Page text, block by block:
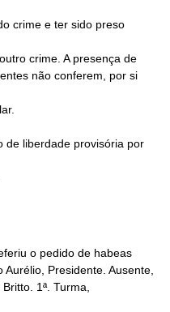
o pedido de habeas
Presidente. Ausente,
1ª. Turma,